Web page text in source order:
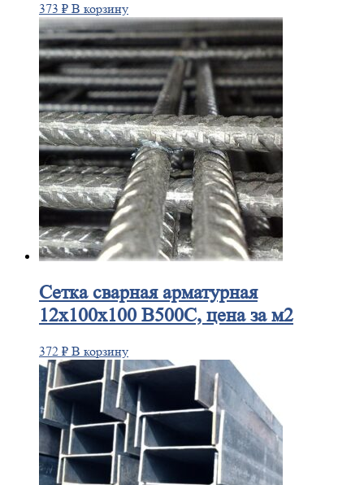
373 ₽ В корзину
Сеткасварная арматурная
12х100х100 В500С, цена за м2
372 ₽ В корзину